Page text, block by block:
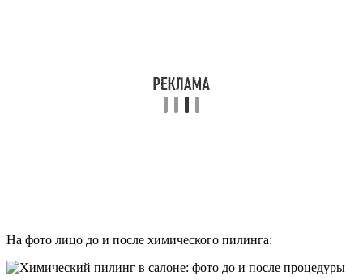
На фото лицо до и после химического пилинга: